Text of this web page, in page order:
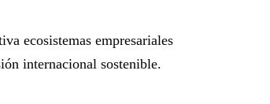
ecosistemas empresariales
internacional sostenible.